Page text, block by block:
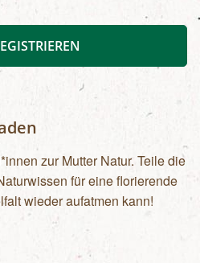
zur Mutter Natur. Teile die
für eine florierende
wieder aufatmen kann!